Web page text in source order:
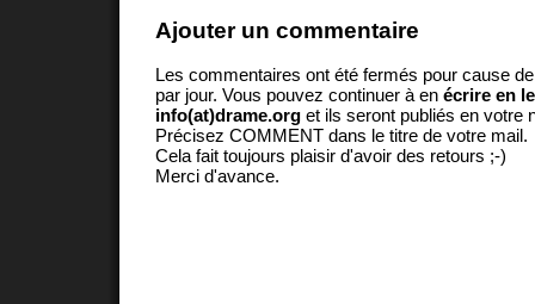
Ajouter un commentaire
Les commentaires ont été fermés pour cause
par jour. Vous pouvez continuer à en écrire en
info(at)drame.org et ils seront publiés en votre
Précisez COMMENT dans le titre de votre mail.
Cela fait toujours plaisir d'avoir des retours ;-)
Merci d'avance.